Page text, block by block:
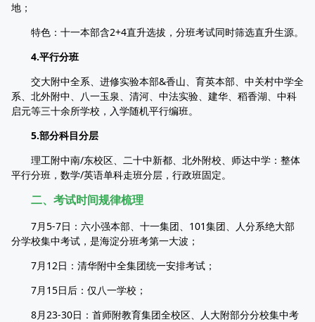
地；
特色：十一本部含2+4直升选拔，分班考试同时筛选直升生源。
4.平行分班
交大附中全系、进修实验本部&香山、育英本部、中关村中学全
系、北外附中、八一玉泉、清河、中法实验、建华、稻香湖、中科
启元等三十余所学校，入学随机平行编班。
5.部分科目分层
理工附中南/东校区、二十中新都、北外附校、师达中学：整体
平行分班，数学/英语单科走班分层，行政班固定。
二、考试时间规律梳理
7月5-7日：六小强本部、十一集团、101集团、人分系绝大部
分学校集中考试，是海淀分班考第一大波；
7月12日：清华附中全集团统一安排考试；
7月15日后：仅八一学校；
8月23-30日：首师附教育集团全校区、人大附部分分校集中考